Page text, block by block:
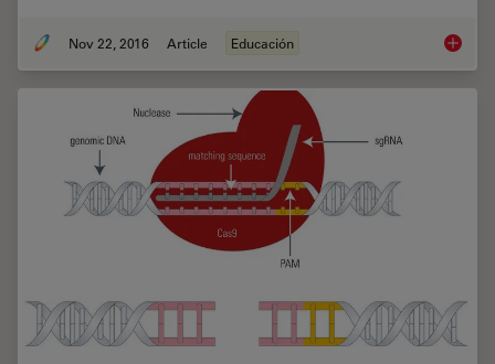
Nov 22, 2016 Article Educación